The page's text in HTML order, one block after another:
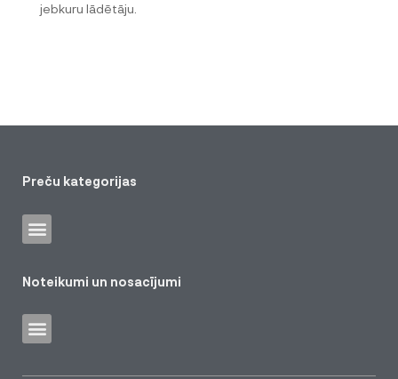
jebkuru lādētāju.
Preču kategorijas
Noteikumi un nosacījumi